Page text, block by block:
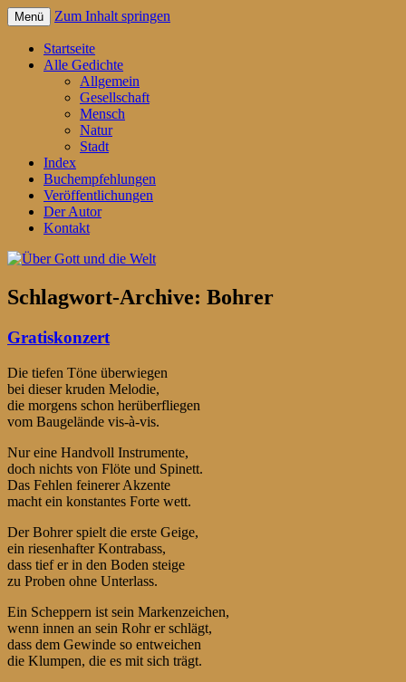
Über Gott und die Welt
Schrader
Menü Zum Inhalt springen
Startseite
Alle Gedichte
Allgemein
Gesellschaft
Mensch
Natur
Stadt
Index
Buchempfehlungen
Veröffentlichungen
Der Autor
Kontakt
Schlagwort-Archive: Bohrer
Gratiskonzert
Die tiefen Töne überwiegen
bei dieser kruden Melodie,
die morgens schon herüberfliegen
vom Baugelände vis-à-vis.
Nur eine Handvoll Instrumente,
doch nichts von Flöte und Spinett.
Das Fehlen feinerer Akzente
macht ein konstantes Forte wett.
Der Bohrer spielt die erste Geige,
ein riesenhafter Kontrabass,
dass tief er in den Boden steige
zu Proben ohne Unterlass.
Ein Scheppern ist sein Markenzeichen,
wenn innen an sein Rohr er schlägt,
dass dem Gewinde so entweichen
die Klumpen, die es mit sich trägt.